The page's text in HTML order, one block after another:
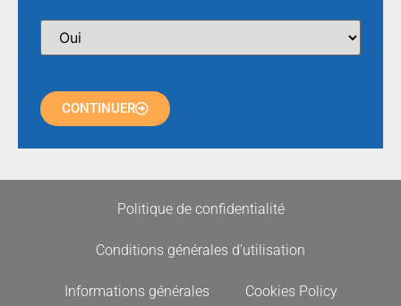
CONTINUER
Politique de confidentialité
Conditions générales d’utilisation
Informations générales Cookies Policy